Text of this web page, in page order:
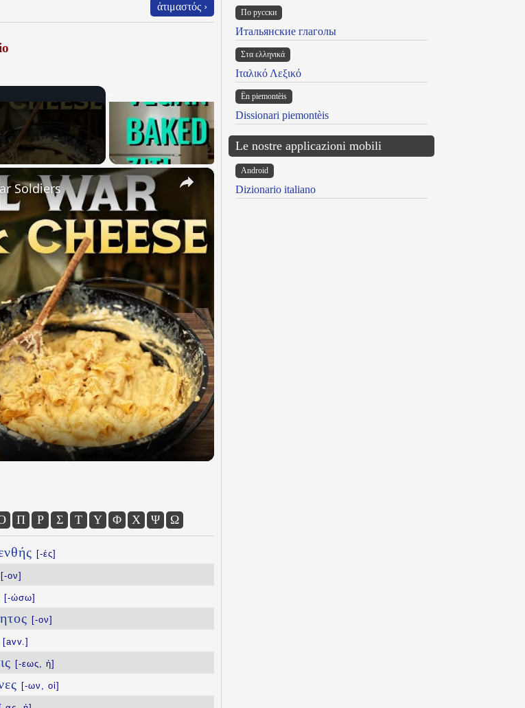
ἀτιμαστός ›
×
Soldiers
Π Ρ Σ Τ Υ Φ Χ Ψ Ω
[-ές]
[-ον]
[-ώσω]
[-ον]
[avv.]
[-εως, ἡ]
[-ων, οἱ]
По русски
Итальянские глаголы
Στα ελληνικά
Ιταλικό Λεξικό
Ën piemontèis
Dissionari piemontèis
Le nostre applicazioni mobili
Android
Dizionario italiano